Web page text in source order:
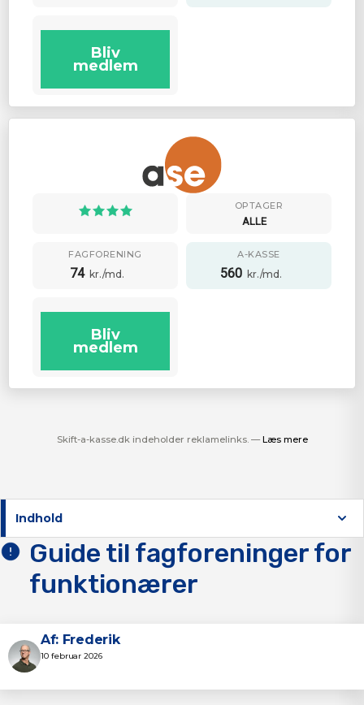
Bliv
medlem
OPTAGER
ALLE
FAGFORENING
74 kr./md.
A-KASSE
560 kr./md.
Bliv
medlem
Skift-a-kasse.dk indeholder reklamelinks. — Læs mere
Guide til fagforeninger for
funktionærer
Af: Frederik
10 februar 2026
Indhold